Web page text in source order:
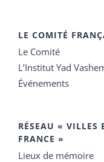
LE COMITÉ
Le Comité
L’Institut Yad
Événements
RÉSEAU « VILLES
FRANCE »
Lieux de mémoire